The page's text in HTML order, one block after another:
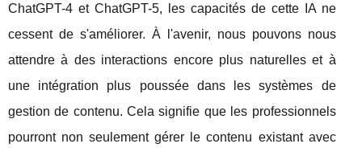
ChatGPT-4 et ChatGPT-5, les capacités de cette IA ne
cessent de s'améliorer. À l'avenir, nous pouvons nous
attendre à des interactions encore plus naturelles et à
une intégration plus poussée dans les systèmes de
gestion de contenu. Cela signifie que les professionnels
pourront non seulement gérer le contenu existant avec